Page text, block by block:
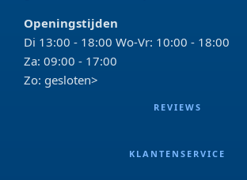
Openingstijden
Di 13:00 - 18:00 Wo-Vr: 10:00 - 18:00
Za: 09:00 - 17:00
Zo: gesloten>
REVIEWS
KLANTENSERVICE